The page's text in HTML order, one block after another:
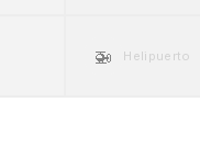
🚁 Helipuerto